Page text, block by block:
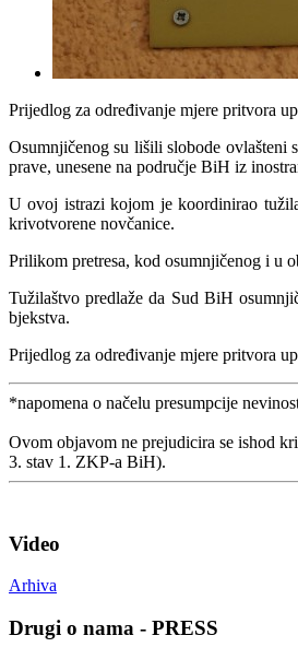
Prijedlog za određivanje mjere pritvora
Osumnjičenog su lišili slobode ovlašteni
prave, unesene na područje BiH iz
U ovoj istrazi kojom je koordinirao
krivotvorene novčanice.
Prilikom pretresa, kod osumnjičenog i u
Tužilaštvo predlaže da Sud BiH
bjekstva.
Prijedlog za određivanje mjere pritvora
*napomena o načelu presumpcije
Ovom objavom ne prejudicira se ishod
3. stav 1. ZKP-a BiH).
Video
Arhiva
Drugi o nama - PRESS